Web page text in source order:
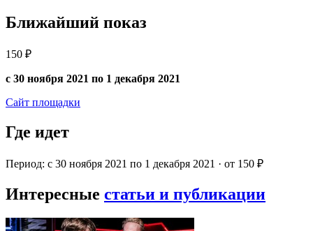
Ближайший показ
150 ₽
с 30 ноября 2021 по 1 декабря 2021
Сайт площадки
Где идет
Период: с 30 ноября 2021 по 1 декабря 2021 · от 150 ₽
Интересные статьи и публикации